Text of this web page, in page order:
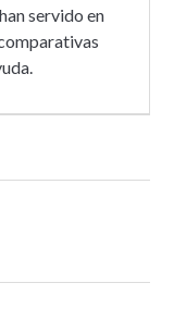
servido en